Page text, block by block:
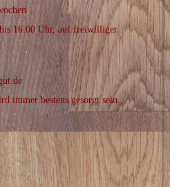
16:00 Uhr, auf freiwilliger
immer bestens gesorgt sein.